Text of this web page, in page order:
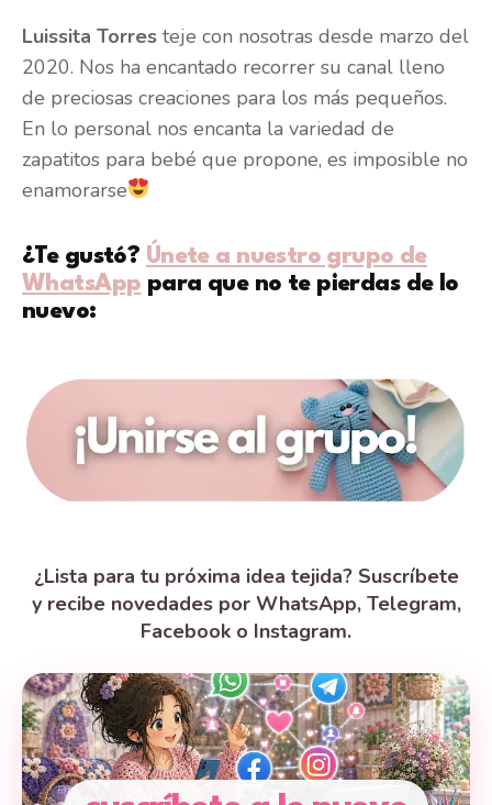
Luissita Torres teje con nosotras desde marzo del
2020. Nos ha encantado recorrer su canal lleno
de preciosas creaciones para los más pequeños.
En lo personal nos encanta la variedad de
zapatitos para bebé que propone, es imposible no
enamorarse
¿Te gustó? Únete a nuestro grupo de
WhatsApp para que no te pierdas de lo
nuevo:
¿Lista para tu próxima idea tejida? Suscríbete
y recibe novedades por WhatsApp, Telegram,
Facebook o Instagram.